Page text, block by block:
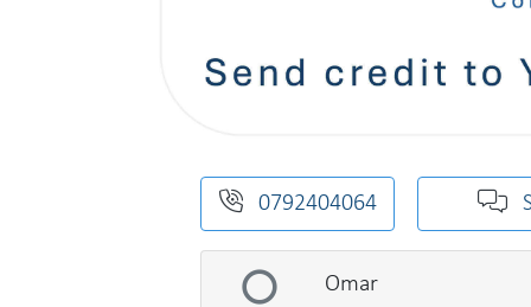
0792404064
Omar